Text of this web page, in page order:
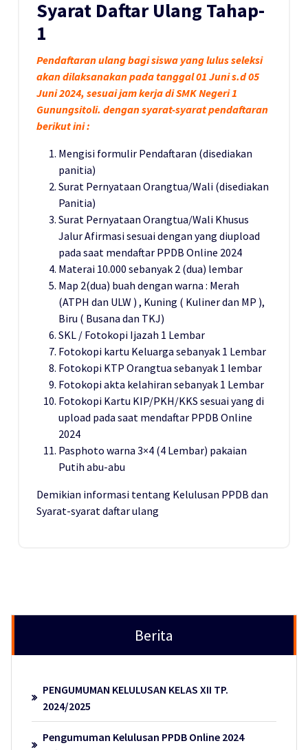
Syarat Daftar Ulang Tahap-
1
Pendaftaran ulang bagi siswa yang lulus seleksi
akan dilaksanakan pada tanggal 01 Juni s.d 05
Juni 2024, sesuai jam kerja di SMK Negeri 1
Gunungsitoli. dengan syarat-syarat pendaftaran
berikut ini :
Mengisi formulir Pendaftaran (disediakan
panitia)
Surat Pernyataan Orangtua/Wali (disediakan
Panitia)
Surat Pernyataan Orangtua/Wali Khusus
Jalur Afirmasi sesuai dengan yang diupload
pada saat mendaftar PPDB Online 2024
Materai 10.000 sebanyak 2 (dua) lembar
Map 2(dua) buah dengan warna : Merah
(ATPH dan ULW ) , Kuning ( Kuliner dan MP ),
Biru ( Busana dan TKJ)
SKL / Fotokopi Ijazah 1 Lembar
Fotokopi kartu Keluarga sebanyak 1 Lembar
Fotokopi KTP Orangtua sebanyak 1 lembar
Fotokopi akta kelahiran sebanyak 1 Lembar
Fotokopi Kartu KIP/PKH/KKS sesuai yang di
upload pada saat mendaftar PPDB Online
2024
Pasphoto warna 3×4 (4 Lembar) pakaian
Putih abu-abu
Demikian informasi tentang Kelulusan PPDB dan
Syarat-syarat daftar ulang
Berita
PENGUMUMAN KELULUSAN KELAS XII TP.
2024/2025
Pengumuman Kelulusan PPDB Online 2024